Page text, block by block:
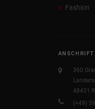
Fashion
ANSCHRIFT
360
48431
(+49)